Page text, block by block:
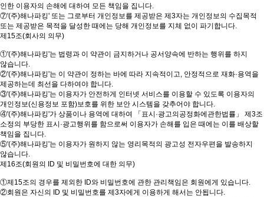
인한 이용자의 손해에 대하여 모든 책임을 집니다.
⑦'(주)해나파킹' 또는 그로부터 개인정보를 제공받은 제3자는 개인정보의 수집목적
또는 제공받은 목적을 달성한 때에는 당해 개인정보를 지체 없이 파기합니다.
제15조(회사의 의무)
①'(주)해나파킹'는 법령과 이 약관이 금지하거나 공서양속에 반하는 행위를 하지
않습니다.
②'(주)해나파킹'는 이 약관이 정하는 바에 따라 지속적이고, 안정적으로 재화·용역을
제공하는데 최선을 다하여야 합니다.
③'(주)해나파킹'는 이용자가 안전하게 인터넷 서비스를 이용할 수 있도록 이용자의
개인정보(신용정보 포함)보호를 위한 보안 시스템을 갖추어야 합니다.
④'(주)해나파킹'가 상품이나 용역에 대하여 「표시·광고의공정화에관한법률」 제3조
소정의 부당한 표시·광고행위를 함으로써 이용자가 손해를 입은 때에는 이를 배상할
책임을 집니다.
⑤'(주)해나파킹'는 이용자가 원하지 않는 영리목적의 광고성 전자우편을 발송하지
않습니다.
제16조(회원의 ID 및 비밀번호에 대한 의무)
①제15조의 경우를 제외한 ID와 비밀번호에 관한 관리책임은 회원에게 있습니다.
②회원은 자신의 ID 및 비밀번호를 제3자에게 이용하게 해서는 안됩니다.